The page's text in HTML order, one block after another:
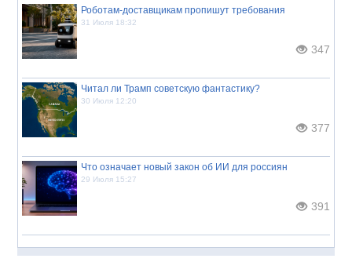
Роботам-доставщикам пропишут требования
31 Июля 18:32
347
Читал ли Трамп советскую фантастику?
30 Июля 12:20
377
Что означает новый закон об ИИ для россиян
29 Июля 15:27
391